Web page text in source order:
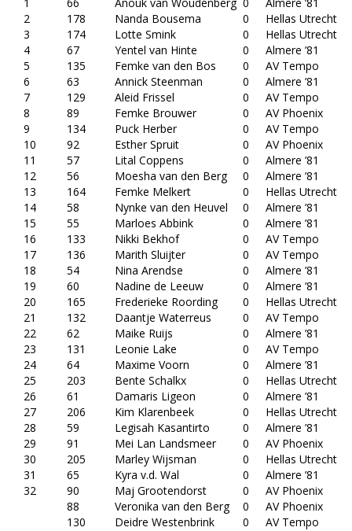
2
178 Nanda Bousema 0
Hellas Utrecht
3
174 Lotte Smink 0
Hellas Utrecht
4
67 Yentel van Hinte 0
Almere ’81
5
135 Femke van den Bos 0
AV Tempo
6
63 Annick Steenman 0
Almere ’81
7
129 Aleid Frissel 0
AV Tempo
8
89 Femke Brouwer 0
AV Phoenix
9
134 Puck Herber 0
AV Tempo
10
92 Esther Spruit 0
AV Phoenix
11
57 Lital Coppens 0
Almere ’81
12
56 Moesha van den Berg 0
Almere ’81
13
164 Femke Melkert 0
Hellas Utrecht
14
58 Nynke van den Heuvel 0
Almere ’81
15
55 Marloes Abbink 0
Almere ’81
16
133 Nikki Bekhof 0
AV Tempo
17
136 Marith Sluijter 0
AV Tempo
18
54 Nina Arendse 0
Almere ’81
19
60 Nadine de Leeuw 0
Almere ’81
20
165 Frederieke Roording 0
Hellas Utrecht
21
132 Daantje Waterreus 0
AV Tempo
22
62 Maike Ruijs 0
Almere ’81
23
131 Leonie Lake 0
AV Tempo
24
64 Maxime Voorn 0
Almere ’81
25
203 Bente Schalkx 0
Hellas Utrecht
26
61 Damaris Ligeon 0
Almere ’81
27
206 Kim Klarenbeek 0
Hellas Utrecht
28
59 Legisah Kasantirto 0
Almere ’81
29
91 Mei Lan Landsmeer 0
AV Phoenix
30
205 Marley Wijsman 0
Hellas Utrecht
31
65 Kyra v.d. Wal 0
Almere ’81
32
90 Maj Grootendorst 0
AV Phoenix
88
Veronika van den Berg 0
AV Phoenix
130
Deidre Westenbrink 0 AV Tempo